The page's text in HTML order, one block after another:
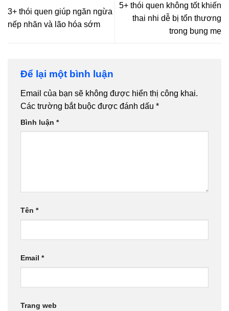
3+ thói quen giúp ngăn ngừa
nếp nhăn và lão hóa sớm
5+ thói quen không tốt khiến
thai nhi dễ bị tổn thương
trong bụng mẹ
Để lại một bình luận
Email của bạn sẽ không được hiển thị công khai.
Các trường bắt buộc được đánh dấu *
Bình luận *
Tên *
Email *
Trang web